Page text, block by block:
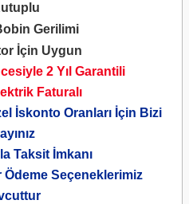
Gerilimi
İçin Uygun
2 Yıl Garantili
Faturalı
İskonto Oranları İçin Bizi
Taksit İmkanı
Ödeme Seçeneklerimiz